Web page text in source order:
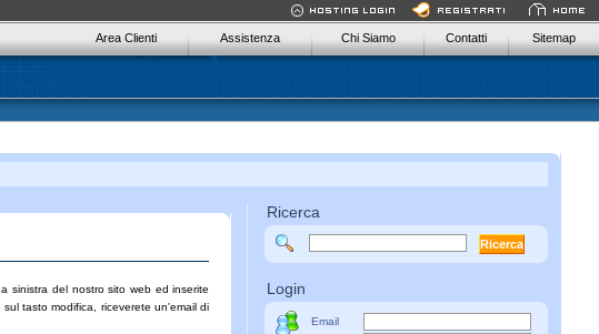
Area Clienti Assistenza Chi Siamo Contatti Sitemap
Ricerca
Login
Email
sinistra del nostro sito web ed inserite
tasto modifica, riceverete un'email di